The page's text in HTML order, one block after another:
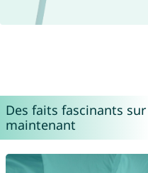
Des faits fascinants
maintenant